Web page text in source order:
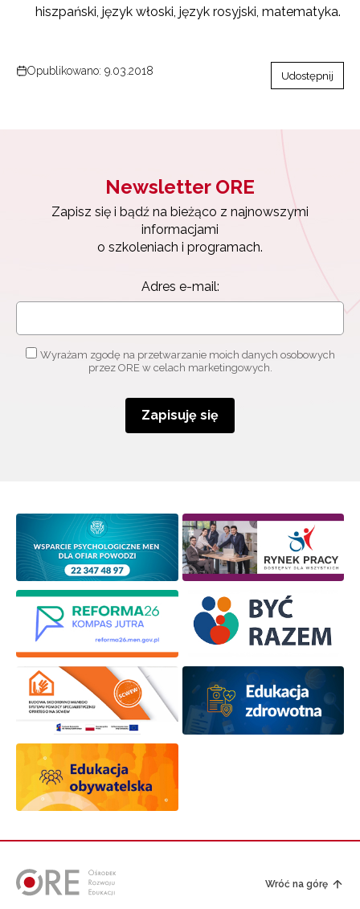
hiszpański, język włoski, język rosyjski, matematyka.
Opublikowano: 9.03.2018 Udostępnij
Newsletter ORE
Zapisz się i bądź na bieżąco z najnowszymi
informacjami
o szkoleniach i programach.
Adres e-mail:
Wyrażam zgodę na przetwarzanie moich danych osobowych
przez ORE w celach marketingowych.
Zapisuję się
Wróć na górę